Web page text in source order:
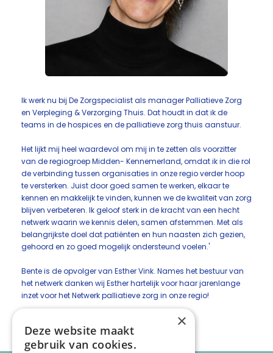
Ik werk nu bij De Zorgspecialist als manager Palliatieve Zorg
en Verpleging & Verzorging Thuis. Dat houdt in dat ik de
teams in de hospices en de palliatieve zorg thuis aanstuur.
Het lijkt mij heel waardevol om mij in te zetten als voorzitter
van de regiogroep Midden- Kennemerland, omdat ik in die rol
de verbinding tussen organisaties in onze regio verder hoop
te versterken. Juist door goed samen te werken, elkaar te
kennen en makkelijk te vinden, kunnen we de kwaliteit van zorg
blijven verbeteren. Ik geloof sterk in de kracht van een hecht
netwerk waarin we kennis delen, samen afstemmen. Met als
belangrijkste doel dat patiënten en hun naasten zich gezien,
gehoord en zo goed mogelijk ondersteund voelen.'
Bente is de opvolger van Esther Vink. Names het bestuur van
het netwerk danken wij Esther hartelijk voor haar jarenlange
inzet voor het Netwerk palliatieve zorg in onze regio!
×
Deze website maakt
gebruik van cookies.